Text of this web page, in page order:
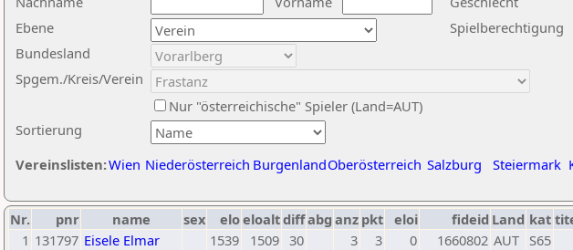
Ebene
Sortierung
Bundesland
Spgem./Kreis/Verein
Nur "österreichische" Spieler (Land=AUT)
Spielberechtigung
Vereinslisten:Wien Niederösterreich BurgenlandOberösterreich Salzburg Steiermark
Nr. pnr name sex eloeloaltdiffabg anz pkt eloi fideid Land kat
1 131797 Eisele Elmar 1539 1509 30 3 3 0 1660802 AUT S65